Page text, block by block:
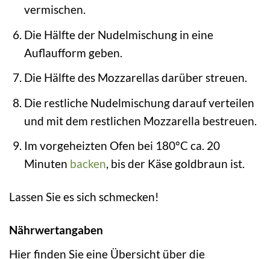
vermischen.
Die Hälfte der Nudelmischung in eine
Auflaufform geben.
Die Hälfte des Mozzarellas darüber streuen.
Die restliche Nudelmischung darauf verteilen
und mit dem restlichen Mozzarella bestreuen.
Im vorgeheizten Ofen bei 180°C ca. 20
Minuten backen, bis der Käse goldbraun ist.
Lassen Sie es sich schmecken!
Nährwertangaben
Hier finden Sie eine Übersicht über die